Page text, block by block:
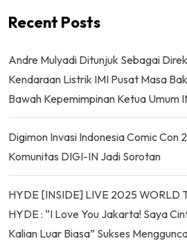
Recent Posts
Andre Mulyadi Ditunjuk Sebagai
Kendaraan Listrik IMI Pusat Masa
Bawah Kepemimpinan Ketua Umum
Digimon Invasi Indonesia Comic Con
Komunitas DIGI-IN Jadi Sorotan
HYDE [INSIDE] LIVE 2025 WORLD
HYDE : “I Love You Jakarta! Saya
Kalian Luar Biasa” Sukses